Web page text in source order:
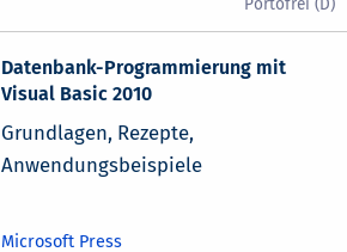
Datenbank-Programmierung mit
Visual Basic 2010
Grundlagen, Rezepte,
Anwendungsbeispiele
Microsoft Press